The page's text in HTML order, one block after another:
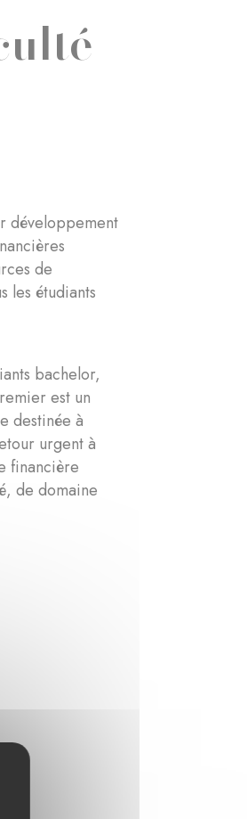
développement
de
les étudiants
bachelor,
est un
destinée à
urgent à
financière
de domaine